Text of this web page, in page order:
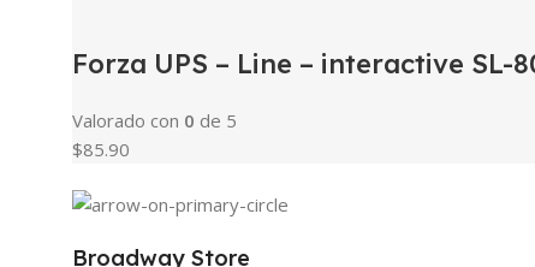
Forza UPS – Line – interactive SL-
Valorado con 0 de 5
$85.90
Broadway Store